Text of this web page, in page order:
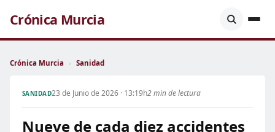
Crónica Murcia
Crónica Murcia › Sanidad
SANIDAD23 de Junio de 2026 · 13:19h2 min de lectura
Nueve de cada diez accidentes